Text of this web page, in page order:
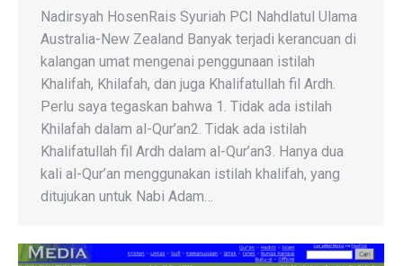
Nadirsyah HosenRais Syuriah PCI Nahdlatul Ulama
Australia-New Zealand Banyak terjadi kerancuan di
kalangan umat mengenai penggunaan istilah
Khalifah, Khilafah, dan juga Khalifatullah fil Ardh.
Perlu saya tegaskan bahwa 1. Tidak ada istilah
Khilafah dalam al-Qur’an2. Tidak ada istilah
Khalifatullah fil Ardh dalam al-Qur’an3. Hanya dua
kali al-Qur’an menggunakan istilah khalifah, yang
ditujukan untuk Nabi Adam…